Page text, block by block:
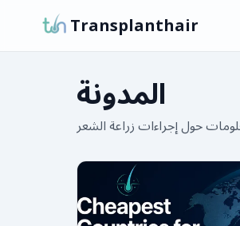
Transplanthair
المدونة
حول إجراءات زراعة الشعر